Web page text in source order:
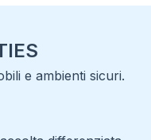
e ambienti sicuri.